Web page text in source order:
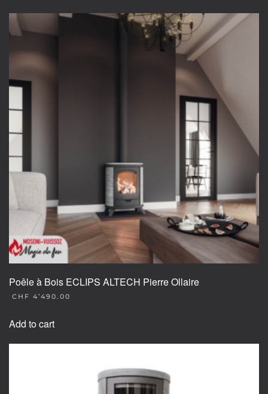
variants.
Poêle à Bois ECLIPS ALTECH Pierre Ollaire
CHF 4’490.00
Add to cart